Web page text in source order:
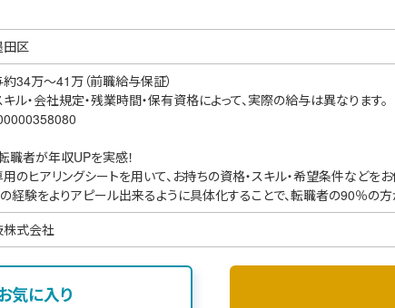
田区
34万～41万（前職給与保証）
ル・会社規定・残業時間・保有資格によって、実際の給与は異なります。
職者が年収UPを実感！
のヒアリングシートを用いて、お持ちの資格・スキル・希望条件などをお
経験をよりアピール出来るように具体化することで、転職者の90％の方
株式会社
気に入り